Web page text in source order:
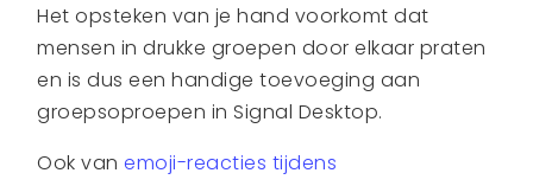
Het opsteken van je hand voorkomt dat
mensen in drukke groepen door elkaar praten
en is dus een handige toevoeging aan
groepsoproepen in Signal Desktop.
Ook vanemoji-reacties tijdens